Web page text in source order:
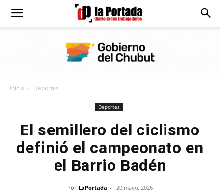
Diario
Inicio Deportes
Deportes
El semillero del ciclismo
definió el campeonato en
el Barrio Badén
Por LaPortada - 20 mayo, 2026